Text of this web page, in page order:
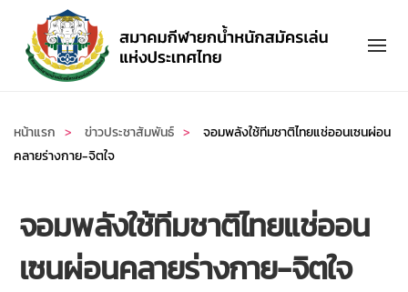
Skip to main content
หน้าแรก ข่าวประชาสัมพันธ์
จอมพลังใช้ทีมชาติไทยแช่ออนเซนผ่อน
คลายร่างกาย-จิตใจ
จอมพลังใช้ทีมชาติไทยแช่ออน
เซนผ่อนคลายร่างกาย-จิตใจ